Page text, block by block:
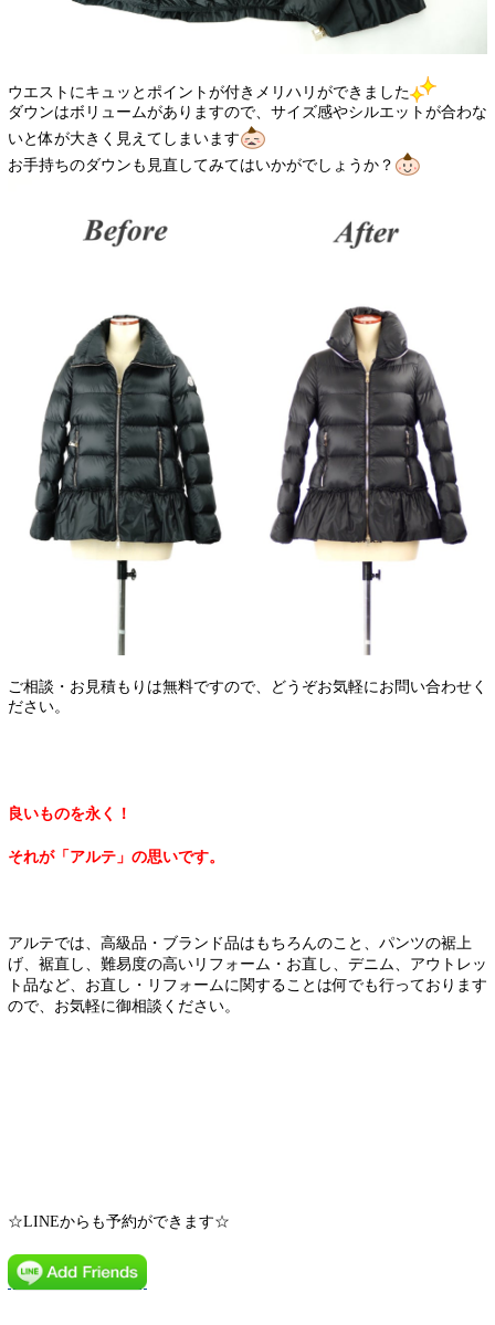
ウエストにキュッとポイントが付きメリハリができました
ダウンはボリュームがありますので、サイズ感やシルエットが合わな
いと体が大きく見えてしまいます
お手持ちのダウンも見直してみてはいかがでしょうか？
ご相談・お見積もりは無料ですので、どうぞお気軽にお問い合わせく
ださい。
良いものを永く！
それが「アルテ」の思いです。
アルテでは、高級品・ブランド品はもちろんのこと、パンツの裾上
げ、裾直し、難易度の高いリフォーム・お直し、デニム、アウトレッ
ト品など、お直し・リフォームに関することは何でも行っております
ので、お気軽に御相談ください。
☆LINEからも予約ができます☆